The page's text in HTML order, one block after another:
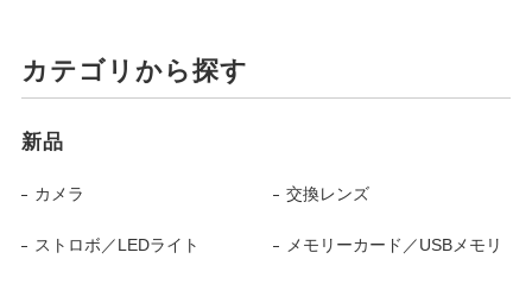
カテゴリから探す
新品
カメラ 交換レンズ
ストロボ／LEDライト メモリーカード／USBメモリ